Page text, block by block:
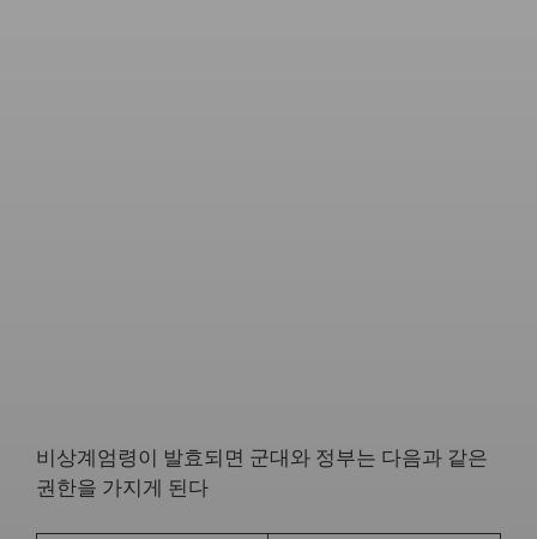
비상계엄령이 발효되면 군대와 정부는 다음과 같은
권한을 가지게 된다